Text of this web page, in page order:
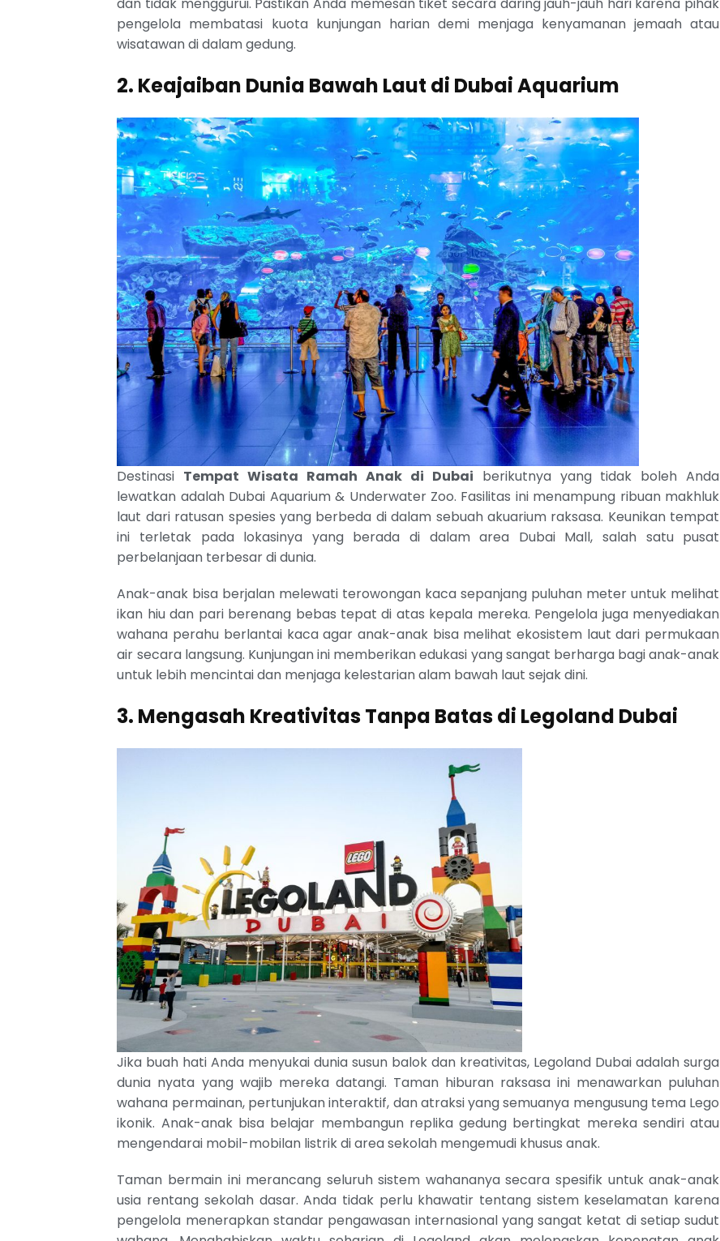
dan tidak menggurui. Pastikan Anda memesan tiket secara daring jauh-jauh hari karena pihak
pengelola membatasi kuota kunjungan harian demi menjaga kenyamanan jemaah atau
wisatawan di dalam gedung.
2. Keajaiban Dunia Bawah Laut di Dubai Aquarium
Destinasi Tempat Wisata Ramah Anak di Dubai berikutnya yang tidak boleh Anda
lewatkan adalah Dubai Aquarium & Underwater Zoo. Fasilitas ini menampung ribuan makhluk
laut dari ratusan spesies yang berbeda di dalam sebuah akuarium raksasa. Keunikan tempat
ini terletak pada lokasinya yang berada di dalam area Dubai Mall, salah satu pusat
perbelanjaan terbesar di dunia.
Anak-anak bisa berjalan melewati terowongan kaca sepanjang puluhan meter untuk melihat
ikan hiu dan pari berenang bebas tepat di atas kepala mereka. Pengelola juga menyediakan
wahana perahu berlantai kaca agar anak-anak bisa melihat ekosistem laut dari permukaan
air secara langsung. Kunjungan ini memberikan edukasi yang sangat berharga bagi anak-anak
untuk lebih mencintai dan menjaga kelestarian alam bawah laut sejak dini.
3. Mengasah Kreativitas Tanpa Batas di Legoland Dubai
Jika buah hati Anda menyukai dunia susun balok dan kreativitas, Legoland Dubai adalah surga
dunia nyata yang wajib mereka datangi. Taman hiburan raksasa ini menawarkan puluhan
wahana permainan, pertunjukan interaktif, dan atraksi yang semuanya mengusung tema Lego
ikonik. Anak-anak bisa belajar membangun replika gedung bertingkat mereka sendiri atau
mengendarai mobil-mobilan listrik di area sekolah mengemudi khusus anak.
Taman bermain ini merancang seluruh sistem wahananya secara spesifik untuk anak-anak
usia rentang sekolah dasar. Anda tidak perlu khawatir tentang sistem keselamatan karena
pengelola menerapkan standar pengawasan internasional yang sangat ketat di setiap sudut